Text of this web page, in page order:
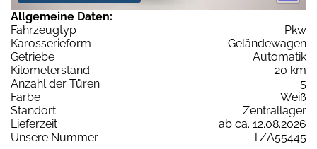
Allgemeine Daten:
Fahrzeugtyp
Pkw
Karosserieform
Geländewagen
Getriebe
Automatik
Kilometerstand
20 km
Anzahl der Türen
5
Farbe
Weiß
Standort
Zentrallager
Lieferzeit
ab ca. 12.08.2026
Unsere Nummer
TZA55445